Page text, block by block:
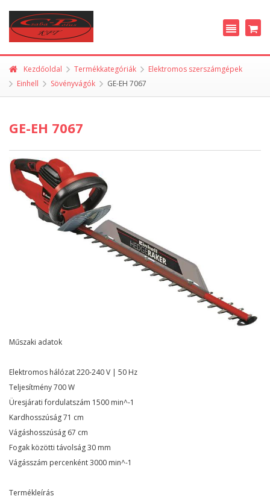
Kezdőoldal Termékkategóriák
Elektromos szerszámgépek
Einhell
Sövényvágók GE-EH 7067
GE-EH 7067
Műszaki adatok
Elektromos hálózat 220-240 V | 50 Hz
Teljesítmény 700 W
Üresjárati fordulatszám 1500 min^-1
Kardhosszúság 71 cm
Vágáshosszúság 67 cm
Fogak közötti távolság 30 mm
Vágásszám percenként 3000 min^-1
Termékleírás